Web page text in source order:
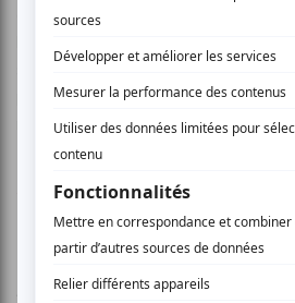
de ces couleurs particulièrement
l’intensité de ces émotions et les
souvent utilisés prolongent à l'infini
porte sur le monde et sont ainsi de
métaphysique du regard.
www.suzanneperreault.ca
AUCUN COMMENTAIRE